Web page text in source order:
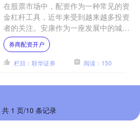
在股票市场中，配资作为一种常见的资
金杠杆工具，近年来受到越来越多投资
者的关注。安康作为一座发展中的城
市，其投资者群体对股票配资的需求也
在逐步增长。本文将围绕安康....
券商配资开户
栏目：联华证券 阅读：150
共 1 页/10 条记录